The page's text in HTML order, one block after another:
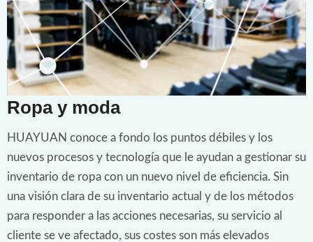
Ropa y moda
HUAYUAN conoce a fondo los puntos débiles y los
nuevos procesos y tecnología que le ayudan a gestionar su
inventario de ropa con un nuevo nivel de eficiencia. Sin
una visión clara de su inventario actual y de los métodos
para responder a las acciones necesarias, su servicio al
cliente se ve afectado, sus costes son más elevados